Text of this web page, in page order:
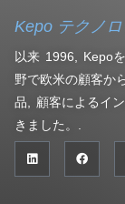
Kepo テクノ
以来 1996, Kepo
野で欧米の顧客か
品, 顧客によるイ
きました。.